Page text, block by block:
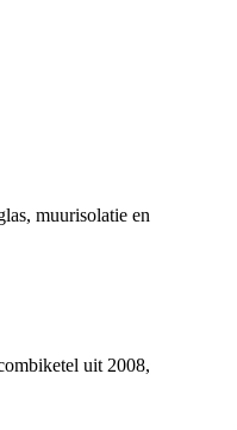
muurisolatie en
uit 2008,